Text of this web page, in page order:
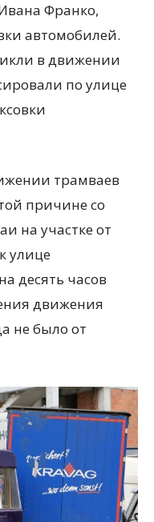
Франко,
автомобилей.
в движении
по улице
трамваев
причине со
на участке от
улице
десять часов
движения
не было от